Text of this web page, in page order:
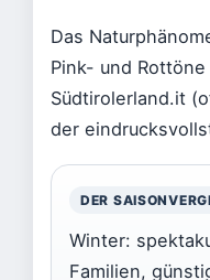
Das
Pink- und
Südtirolerland.it
der
DER
Winter:
Familien,